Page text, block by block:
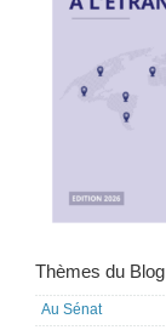
Thèmes du Blog
Au Sénat